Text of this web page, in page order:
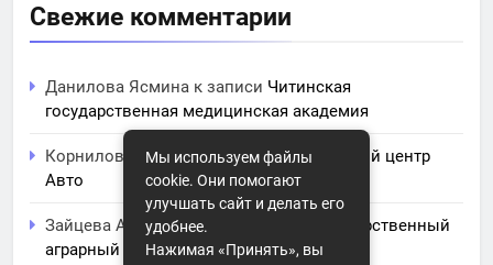
Свежие комментарии
Данилова Ясмина к записи Читинская
государственная медицинская академия
Корнилова Анитак записиЧПОУ Учебный центр
Авто
Зайцева Аринак записи
Курский государственный
аграрный университет им. И.И. Иванова
Мы используем файлы
cookie. Они помогают
улучшать сайт и делать его
удобнее.
Нажимая «Принять», вы